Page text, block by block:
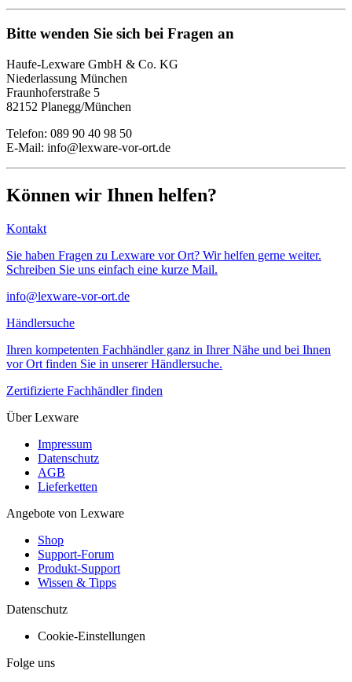
Bitte wenden Sie sich bei Fragen an
Haufe-Lexware GmbH & Co. KG
Niederlassung München
Fraunhoferstraße 5
82152 Planegg/München
Telefon: 089 90 40 98 50
E-Mail: info@lexware-vor-ort.de
Können wir Ihnen helfen?
Kontakt
Sie haben Fragen zu Lexware vor Ort? Wir helfen gerne weiter.
Schreiben Sie uns einfach eine kurze Mail.
info@lexware-vor-ort.de
Händlersuche
Ihren kompetenten Fachhändler ganz in Ihrer Nähe und bei Ihnen
vor Ort finden Sie in unserer Händlersuche.
Zertifizierte Fachhändler finden
Über Lexware
Impressum
Datenschutz
AGB
Lieferketten
Angebote von Lexware
Shop
Support-Forum
Produkt-Support
Wissen & Tipps
Datenschutz
Cookie-Einstellungen
Folge uns